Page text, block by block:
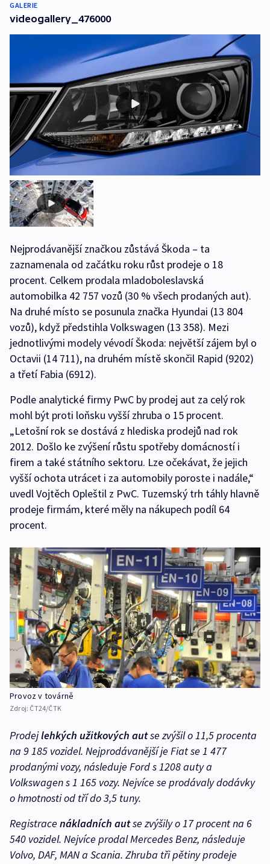
GALERIE
videogallery_476000
Nejprodávanější značkou zůstává Škoda – ta
zaznamenala od začátku roku růst prodeje o 18
procent. Celkem prodala mladoboleslavská
automobilka 42 757 vozů (30 % všech prodaných aut).
Na druhé místo se posunula značka Hyundai (13 804
vozů), když předstihla Volkswagen (13 358). Mezi
jednotlivými modely vévodí Škoda: největší zájem byl o
Octavii (14 711), na druhém místě skončil Rapid (9202)
a třetí Fabia (6912).
Podle analytické firmy PwC by prodej aut za celý rok
mohl být proti loňsku vyšší zhruba o 15 procent.
„Letošní rok se dostává z hlediska prodejů nad rok
2012. Došlo ke zvýšení růstu spotřeby domácností i
firem a také státního sektoru. Lze očekávat, že jejich
vyšší ochota utrácet i za automobily poroste i nadále,“
uvedl Vojtěch Opleštil z PwC. Tuzemský trh táhly hlavně
prodeje firmám, které měly na nákupech podíl 64
procent.
Provoz v továrně
Zdroj: ČT24/ČTK
Prodejlehkých užitkových autse zvýšil o 11,5 procenta
na 9 185 vozidel. Nejprodávanější je Fiat se 1 477
prodanými vozy, následuje Ford s 1208 auty a
Volkswagen s 1 165 vozy. Nejvíce se prodávaly dodávky
o hmotnosti od tří do 3,5 tuny.
Registrace nákladních autse zvýšily o 17 procent na 6
540 vozidel. Nejvíce prodal Mercedes Benz, následuje
Volvo, DAF, MAN a Scania. Zhruba tři pětiny prodeje